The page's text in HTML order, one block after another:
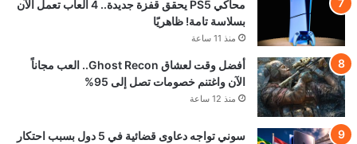
محاكي PS5 يحقق قفزة جديدة.. 4 ألعاب تعمل الآن
بسلاسة تامة! ظاهريًا
منذ 11 ساعة
أفضل وقت لعشاق Ghost Recon.. العب مجاناً
الآن واغتنم خصومات تصل إلى 95%
منذ 12 ساعة
سوني تواجه دعاوى قضائية في 5 دول بسبب احتكار